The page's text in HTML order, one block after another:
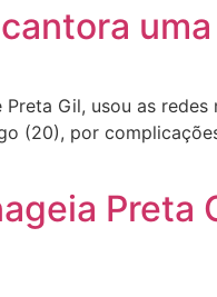
Gil, usou as
(20), por
Preta